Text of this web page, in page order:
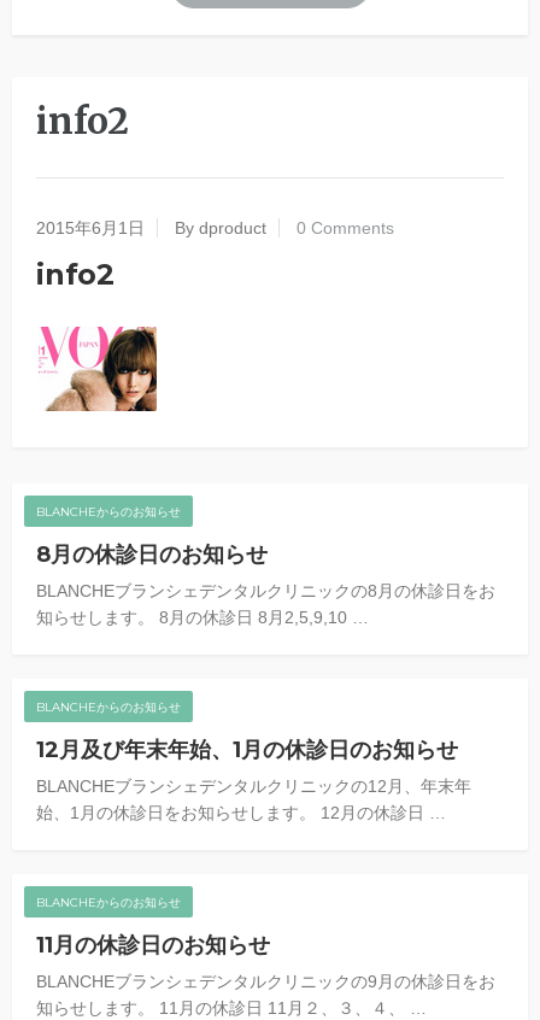
info2
2015年6月1日 By dproduct 0 Comments
info2
BLANCHEからのお知らせ
8月の休診日のお知らせ
BLANCHEブランシェデンタルクリニックの8月の休診日をお
知らせします。 8月の休診日 8月2,5,9,10 …
BLANCHEからのお知らせ
12月及び年末年始、1月の休診日のお知らせ
BLANCHEブランシェデンタルクリニックの12月、年末年
始、1月の休診日をお知らせします。 12月の休診日 …
BLANCHEからのお知らせ
11月の休診日のお知らせ
BLANCHEブランシェデンタルクリニックの9月の休診日をお
知らせします。 11月の休診日 11月２、３、４、 …